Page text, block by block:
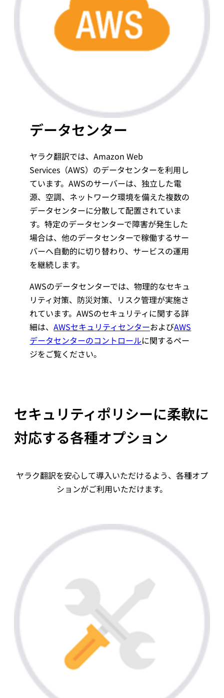
データセンター
ヤラク翻訳では、Amazon Web
Services（AWS）のデータセンターを利用し
ています。AWSのサーバーは、独立した電
源、空調、ネットワーク環境を備えた複数の
データセンターに分散して配置されていま
す。特定のデータセンターで障害が発生した
場合は、他のデータセンターで稼働するサー
バーへ自動的に切り替わり、サービスの運用
を継続します。
AWSのデータセンターでは、物理的なセキュ
リティ対策、防災対策、リスク管理が実施さ
れています。AWSのセキュリティに関する詳
細は、AWSセキュリティセンターおよびAWS
データセンターのコントロールに関するペー
ジをご覧ください。
セキュリティポリシーに柔軟に
対応する各種オプション
ヤラク翻訳を安心して導入いただけるよう、各種オプ
ションがご利用いただけます。